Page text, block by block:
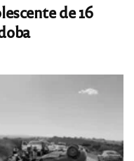
de 16